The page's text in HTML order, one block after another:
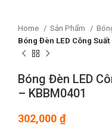
Home Sản Phẩm
Bóng Đèn LED Công
Bóng Đèn LED
– KBBM0401
302,000 ₫